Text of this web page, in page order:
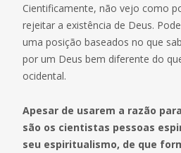
Cientificamente, não vejo como
rejeitar a existência de Deus.
uma posição baseados no que
por um Deus bem diferente do
ocidental.
Apesar de usarem a razão
são os cientistas pessoas
seu espiritualismo, de que